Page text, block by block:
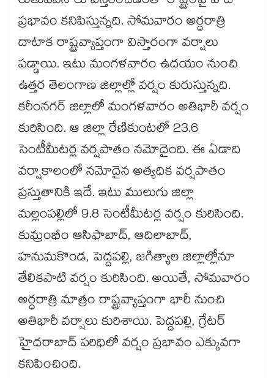
ప్రభావం కనిపిస్తున్నది. సోమవారం అర్ధరాత్రి
దాటాక రాష్ట్రవ్యాప్తంగా విస్తారంగా వర్షాలు
పడ్డాయి. ఇటు మంగళవారం ఉదయం నుంచి
ఉత్తర తెలంగాణ జిల్లాల్లో వర్షం కురుస్తున్నది.
కరీంనగర్​ జిల్లాలో మంగళవారం అతిభారీ వర్షం
కురిసింది. ఆ జిల్లా రేణికుంటలో 23.6
సెంటీమీటర్ల వర్షపాతం నమోదైంది. ఈ ఏడాది
వర్షాకాలంలో నమోదైన అత్యధిక వర్షపాతం
ప్రస్తుతానికి ఇదే. ఇటు ములుగు జిల్లా
మల్లంపల్లిలో 9.8 సెంటీమీటర్ల వర్షం కురిసింది.
కుమ్రంభీం ఆసిఫాబాద్, ఆదిలాబాద్,
హనుమకొండ, పెద్దపల్లి, జగిత్యాల జిల్లాల్లోనూ
తేలికపాటి వర్షం కురిసింది. అయితే, సోమవారం
అర్ధరాత్రి మాత్రం రాష్ట్రవ్యాప్తంగా భారీ నుంచి
అతిభారీ వర్షాలు కురిశాయి. పెద్దపల్లి, గ్రేటర్
హైదరాబాద్ పరిధిలో వర్షం ప్రభావం ఎక్కువగా
కనిపించింది.